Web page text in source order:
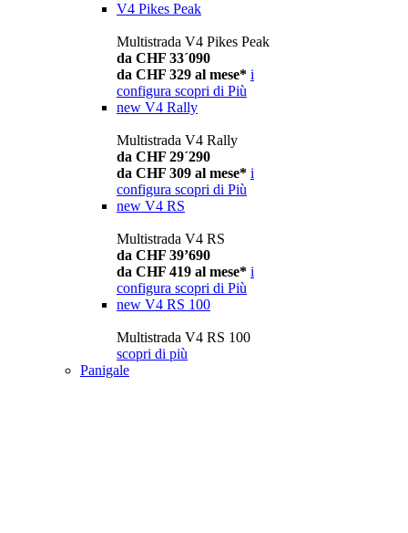
V4 Pikes Peak
Multistrada V4 Pikes Peak
da CHF 33´090
da CHF 329 al mese* i
configura scopri di Più
new V4 Rally
Multistrada V4 Rally
da CHF 29´290
da CHF 309 al mese* i
configura scopri di Più
new V4 RS
Multistrada V4 RS
da CHF 39’690
da CHF 419 al mese* i
configura scopri di Più
new V4 RS 100
Multistrada V4 RS 100
scopri di più
Panigale